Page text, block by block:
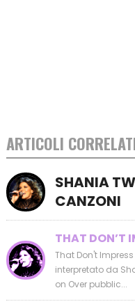
ARTICOLI
SHANIA
CANZONI
THAT DON’T
That Don't
interpretato da
on Over pubblic...